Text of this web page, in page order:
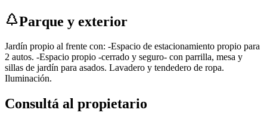
Parque y exterior
Jardín propio al frente con: -Espacio de estacionamiento propio para
2 autos. -Espacio propio -cerrado y seguro- con parrilla, mesa y
sillas de jardín para asados. Lavadero y tendedero de ropa.
Iluminación.
Consultá al propietario